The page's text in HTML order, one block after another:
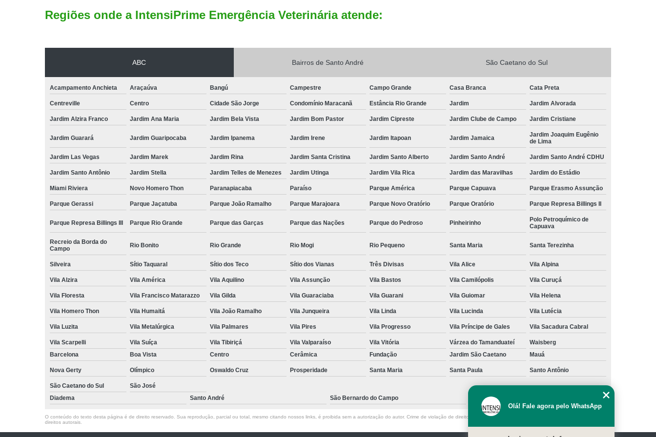
Regiões onde a IntensiPrime Emergência Veterinária atende:
ABC Bairros de Santo André São Caetano do Sul
Acampamento Anchieta Araçaúva Bangú Campestre Campo Grande Casa Branca Cata Preta
Centreville Centro Cidade São Jorge Condomínio Maracanã Estância Rio Grande Jardim Jardim Alvorada
Jardim Alzira Franco Jardim Ana Maria Jardim Bela Vista Jardim Bom Pastor Jardim Cipreste Jardim Clube de Campo Jardim Cristiane
Jardim Guarará Jardim Guaripocaba Jardim Ipanema Jardim Irene Jardim Itapoan Jardim Jamaica
Jardim Joaquim Eugênio
de Lima
Jardim Las Vegas Jardim Marek Jardim Rina Jardim Santa Cristina Jardim Santo Alberto Jardim Santo André Jardim Santo André CDHU
Jardim Santo Antônio Jardim Stella Jardim Telles de Menezes Jardim Utinga Jardim Vila Rica Jardim das Maravilhas Jardim do Estádio
Miami Riviera Novo Homero Thon Paranapiacaba Paraíso Parque América Parque Capuava Parque Erasmo Assunção
Parque Gerassi Parque Jaçatuba Parque João Ramalho Parque Marajoara Parque Novo Oratório Parque Oratório Parque Represa Billings II
Parque Represa Billings III Parque Rio Grande Parque das Garças Parque das Nações Parque do Pedroso Pinheirinho
Polo Petroquímico de
Capuava
Recreio da Borda do
Campo
Rio Bonito Rio Grande Rio Mogi Rio Pequeno Santa Maria Santa Terezinha
Silveira Sítio Taquaral Sítio dos Teco Sítio dos Vianas Três Divisas Vila Alice Vila Alpina
Vila Alzira Vila América Vila Aquilino Vila Assunção Vila Bastos Vila Camilópolis Vila Curuçá
Vila Floresta Vila Francisco Matarazzo Vila Gilda Vila Guaraciaba Vila Guarani Vila Guiomar Vila Helena
Vila Homero Thon Vila Humaitá Vila João Ramalho Vila Junqueira Vila Linda Vila Lucinda Vila Lutécia
Vila Luzita Vila Metalúrgica Vila Palmares Vila Pires Vila Progresso Vila Príncipe de Gales Vila Sacadura Cabral
Vila Scarpelli Vila Suíça Vila Tibiriçá Vila Valparaíso Vila Vitória Várzea do Tamanduateí
Waisberg
Barcelona
Boa Vista Centro Cerâmica Fundação Jardim São Caetano Mauá
Nova Gerty Olímpico Oswaldo Cruz Prosperidade Santa Maria Santa Paula Santo Antônio
São Caetano do Sul
São José
Diadema
Santo André São Bernardo do Campo São Caetano do Sul
O conteúdo do texto desta página é de direito reservado. Sua reprodução, parcial ou total, mesmo citando nossos links, é proibida sem a autorização do autor. Crime de violação de direito autoral – artigo 184 do Código Penal –
direitos autorais
Olá! Fale agora pelo WhatsApp